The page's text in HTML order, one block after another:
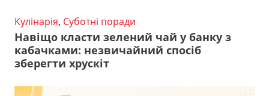
Кулінарія, Суботні поради
Навіщо класти зелений чай у банку з
кабачками: незвичайний спосіб
зберегти хрускіт